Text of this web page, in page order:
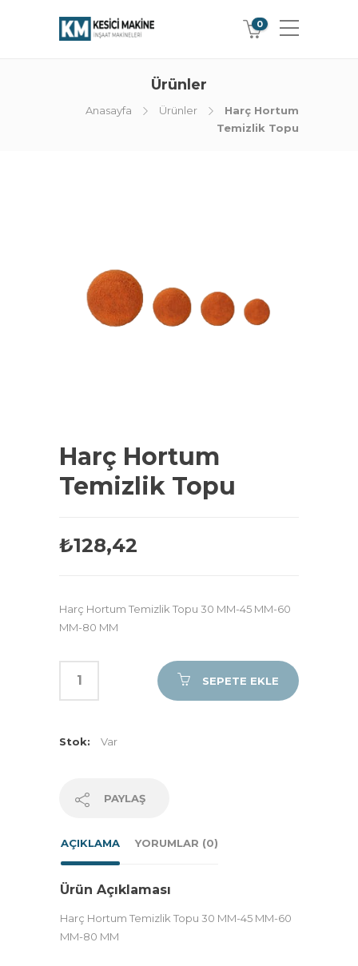
0
Ürünler
Anasayfa Ürünler
Harç Hortum
Temizlik Topu
Harç Hortum
Temizlik Topu
₺128,42
Harç Hortum Temizlik Topu 30 MM-45 MM-60
MM-80 MM
SEPETE EKLE
Stok: Var
PAYLAŞ
AÇIKLAMA YORUMLAR (0)
Ürün Açıklaması
Harç Hortum Temizlik Topu 30 MM-45 MM-60
MM-80 MM